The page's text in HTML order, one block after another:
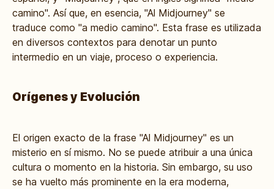
camino". Así que, en esencia, "Al Midjourney" se
traduce como "a medio camino". Esta frase es utilizada
en diversos contextos para denotar un punto
intermedio en un viaje, proceso o experiencia.
Orígenes y Evolución
El origen exacto de la frase "Al Midjourney" es un
misterio en sí mismo. No se puede atribuir a una única
cultura o momento en la historia. Sin embargo, su uso
se ha vuelto más prominente en la era moderna,